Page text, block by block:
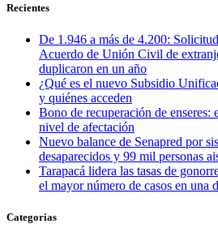
Recientes
De 1.946 a más de 4.200:
Acuerdo de Unión Civil de
duplicaron en un año
¿Qué es el nuevo Subsidio
y quiénes acceden
Bono de recuperación de enseres:
nivel de afectación
Nuevo balance de Senapred por
desaparecidos y 99 mil personas
Tarapacá lidera las tasas de
el mayor número de casos en una
Categorias